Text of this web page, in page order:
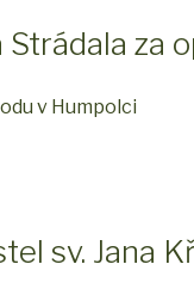
za
v Humpolci
sv. Jana